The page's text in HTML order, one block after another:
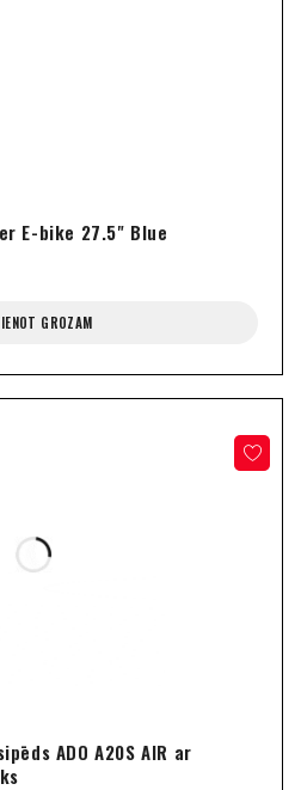
E-bike 27.5" Blue
GROZAM
ADO A20S AIR ar